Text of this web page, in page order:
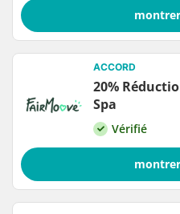
ACCORD
20%
Spa
Vérifié